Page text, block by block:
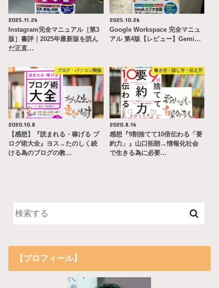
2025.11.26
Instagram完全マニュアル［第3
版］書評｜2025年最新版を読ん
だ正直…
2025.10.26
Google Workspace 完全マニュ
アル 第4版【レビュー】Gemi…
ブログ・パソコン関係
2020.10.8
【感想】『読まれる・稼げる ブ
ログ術大全』ヨス→たのしく続
ける為のブログの教…
書き方・話し方・伝え方
2020.8.16
感想『9割捨てて10倍伝わる「要
約力」』山口拓朗→情報化社会
で生きる為に必要…
【プロフィール】